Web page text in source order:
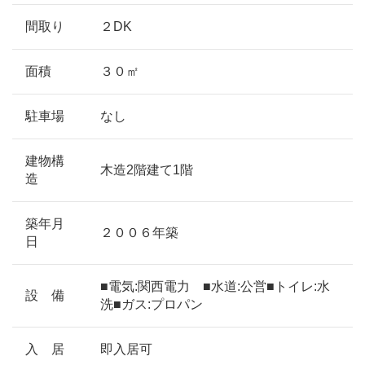
間取り ２DK
面積 ３０㎡
駐車場 なし
建物構
造
木造2階建て1階
築年月
日
２００６年築
設 備
■電気:関西電力 ■水道:公営■トイレ:水
洗■ガス:プロパン
入 居 即入居可